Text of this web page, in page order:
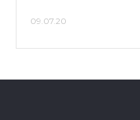
09.07.20